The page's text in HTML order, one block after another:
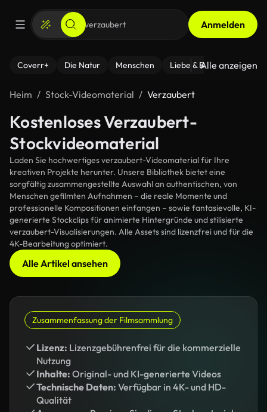
Anmelden
Coverr+ Die Natur Menschen Liebe & Beziehungen
Alle anzeigen
Heim Stock-Videomaterial Verzaubert
Kostenloses Verzaubert-
Stockvideomaterial
Laden Sie hochwertiges verzaubert-Videomaterial für Ihre
kreativen Projekte herunter. Unsere Bibliothek bietet eine
sorgfältig zusammengestellte Auswahl an authentischen, von
Menschen gefilmten Aufnahmen – die reale Momente und
professionelle Kompositionen einfangen – sowie fantasievolle, KI-
generierte Stockclips für animierte Hintergründe und stilisierte
verzaubert-Visualisierungen. Alle Assets sind lizenzfrei und für die
4K-Bearbeitung optimiert.
Alle Artikel ansehen
Zusammenfassung der Filmsammlung
Lizenz: Lizenzgebührenfrei für die kommerzielle
Nutzung
Inhalte: Original- und KI-generierte Videos
Technische Daten: Verfügbar in 4K- und HD-
Qualität